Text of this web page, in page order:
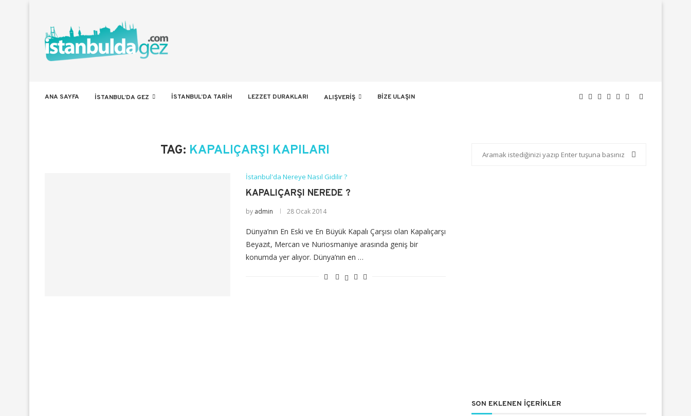
ANA SAYFA İSTANBUL’DA GEZ İSTANBUL’DA TARIH LEZZET DURAKLARI ALIŞVERIŞ BIZE ULAŞIN
TAG: KAPALIÇARŞI KAPILARI
İstanbul'da Nereye Nasıl Gidilir ?
KAPALIÇARŞI NEREDE ?
by admin 28 Ocak 2014
Dünya’nın En Eski ve En Büyük Kapalı Çarşısı olan Kapalıçarşı
Beyazıt, Mercan ve Nuriosmaniye arasında geniş bir
konumda yer alıyor. Dünya’nın en …
SON EKLENEN İÇERIKLER